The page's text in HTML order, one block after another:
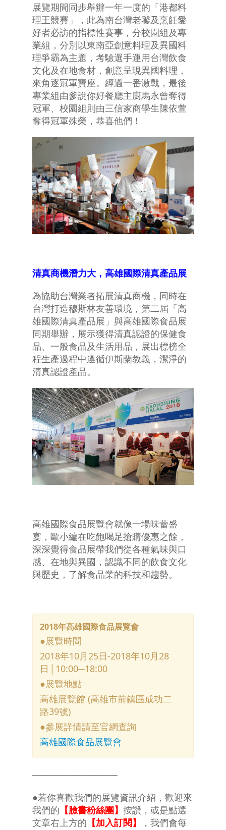
展覽期間同步舉辦一年一度的「港都料
理王競賽」，此為南台灣老饕及烹飪愛
好者必訪的指標性賽事，分校園組及專
業組，分別以東南亞創意料理及異國料
理爭霸為主題，考驗選手運用台灣飲食
文化及在地食材，創意呈現異國料理，
來角逐冠軍寶座。經過一番激戰，最後
專業組由爹說你好餐廳主廚馬永曾奪得
冠軍、校園組則由三信家商學生陳依萱
奪得冠軍殊榮，恭喜他們！
清真商機潛力大，高雄國際清真產品展
為協助台灣業者拓展清真商機，同時在
台灣打造穆斯林友善環境，第二屆「高
雄國際清真產品展」與高雄國際食品展
同期舉辦，展示獲得清真認證的保健食
品、一般食品及生活用品，展出標榜全
程生產過程中遵循伊斯蘭教義，潔淨的
清真認證產品。
高雄國際食品展覽會就像一場味蕾盛
宴，歐小編在吃飽喝足搶購優惠之餘，
深深覺得食品展帶我們從各種氣味與口
感、在地與異國，認識不同的飲食文化
與歷史，了解食品業的科技和趨勢。
2018年高雄國際食品展覽會
●展覽時間
2018年10月25日-2018年10月28
日│10:00─18:00
●展覽地點
高雄展覽館 (高雄市前鎮區成功二
路39號)
●參展詳情請至官網查詢
高雄國際食品展覽會
─────────────
●若你喜歡我們的展覽資訊介紹，歡迎來
我們的 【臉書粉絲團】 按讚，或是點選
文章右上方的 【加入訂閱】
，我們會每